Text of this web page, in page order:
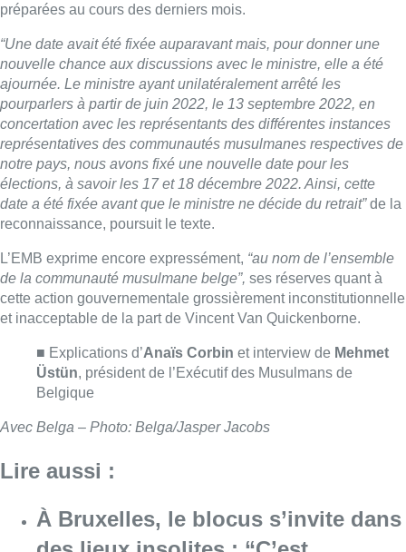
préparées au cours des derniers mois.
“Une date avait été fixée auparavant mais, pour donner une
nouvelle chance aux discussions avec le ministre, elle a été
ajournée. Le ministre ayant unilatéralement arrêté les
pourparlers à partir de juin 2022, le 13 septembre 2022, en
concertation avec les représentants des différentes instances
représentatives des communautés musulmanes respectives de
notre pays, nous avons fixé une nouvelle date pour les
élections, à savoir les 17 et 18 décembre 2022. Ainsi, cette
date a été fixée avant que le ministre ne décide du retrait”de la
reconnaissance, poursuit le texte.
L’EMB exprime encore expressément, “au nom de l’ensemble
de la communauté musulmane belge”, ses réserves quant à
cette action gouvernementale grossièrement inconstitutionnelle
et inacceptable de la part de Vincent Van Quickenborne.
■ Explications d’Anaïs Corbin et interview de Mehmet
Üstün, président de l’Exécutif des Musulmans de
Belgique
Avec Belga – Photo: Belga/Jasper Jacobs
Lire aussi :
À Bruxelles, le blocus s’invite dans